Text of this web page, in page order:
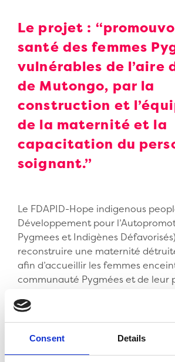
Consent Details
Le projet :
santé des femmes
vulnérables de l’aire
de Mutongo, par la
construction et
de la maternité et la
capacitation du
soignant.”
Le FDAPID-Hope indigenous
Développement pour
Pygmees et Indigènes
reconstruire une maternité
afin d’accueillir les femmes
communauté Pygmées et de leur
Pygmées sont issues d’un groupe
connait une précarité
souhaite faire évoluer leurs droits